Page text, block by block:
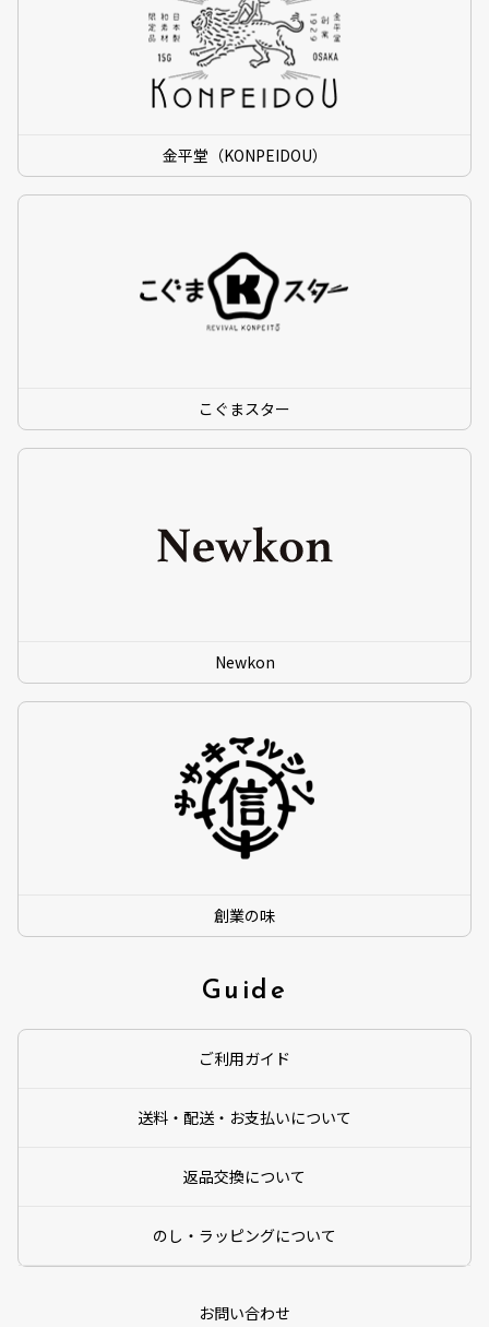
金平堂（KONPEIDOU）
こぐまスター
Newkon
創業の味
Guide
ご利用ガイド
送料・配送・お支払いについて
返品交換について
のし・ラッピングについて
お問い合わせ